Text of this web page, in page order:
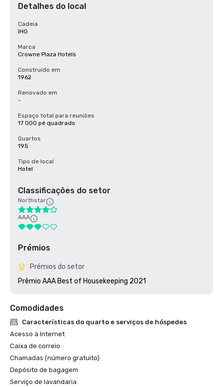
Detalhes do local
Cadeia
IHG
Marca
Crowne Plaza Hotels
Construído em
1962
Renovado em
-
Espaço total para reuniões
17 000 pé quadrado
Quartos
195
Tipo de local
Hotel
Classificações do setor
Northstar
AAA
Prémios
Prémios do setor
Prêmio AAA Best of Housekeeping 2021
Comodidades
Características do quarto e serviços de hóspedes
Acesso à Internet
Caixa de correio
Chamadas (número gratuito)
Depósito de bagagem
Serviço de lavandaria